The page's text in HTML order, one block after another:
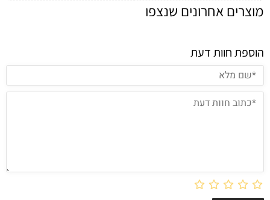
מוצרים אחרונים שנצפו
הוספת חוות דעת